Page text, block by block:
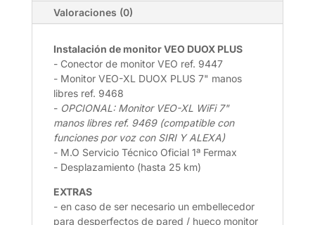
Valoraciones (0)
Instalación de monitor VEO DUOX PLUS
- Conector de monitor VEO ref. 9447
- Monitor VEO-XL DUOX PLUS 7" manos
libres ref. 9468
- OPCIONAL: Monitor VEO-XL WiFi 7"
manos libres ref. 9469 (compatible con
funciones por voz con SIRI Y ALEXA)
- M.O Servicio Técnico Oficial 1ª Fermax
- Desplazamiento (hasta 25 km)
EXTRAS
- en caso de ser necesario un embellecedor
para desperfectos de pared / hueco monitor